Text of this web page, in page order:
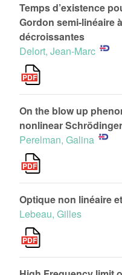
Temps d’existence
Gordon semi-linéaire
décroissantes
Delort, Jean-Marc
On the blow up
nonlinear
Perelman, Galina
Optique non linéaire
Lebeau, Gilles